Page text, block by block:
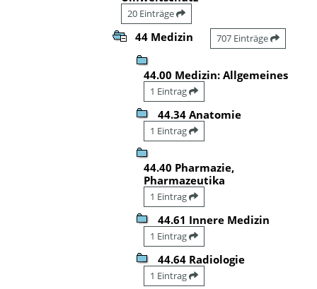
20 Einträge
44 Medizin 707 Einträge
44.00 Medizin: Allgemeines
1 Eintrag
44.34 Anatomie
1 Eintrag
44.40 Pharmazie,
Pharmazeutika
1 Eintrag
44.61 Innere Medizin
1 Eintrag
44.64 Radiologie
1 Eintrag